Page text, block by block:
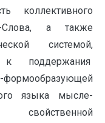
коллективного
Слова, а также
системой,
к поддержания
языка мысле-
свойственной